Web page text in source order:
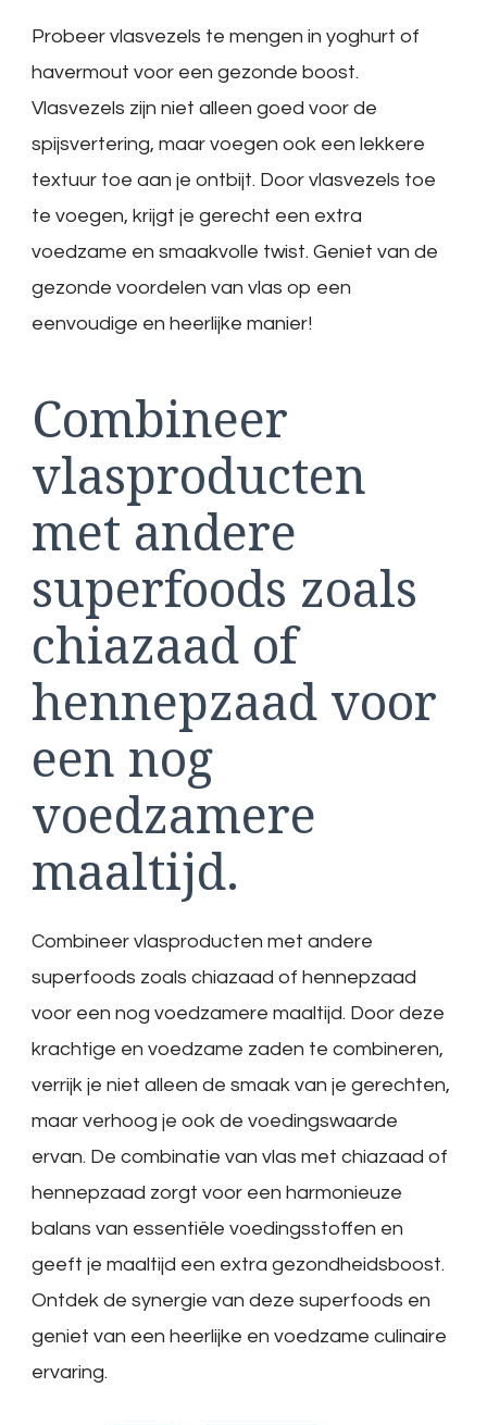
Probeer vlasvezels te mengen in yoghurt of
havermout voor een gezonde boost.
Vlasvezels zijn niet alleen goed voor de
spijsvertering, maar voegen ook een lekkere
textuur toe aan je ontbijt. Door vlasvezels toe
te voegen, krijgt je gerecht een extra
voedzame en smaakvolle twist. Geniet van de
gezonde voordelen van vlas op een
eenvoudige en heerlijke manier!
Combineer
vlasproducten
met andere
superfoods zoals
chiazaad of
hennepzaad voor
een nog
voedzamere
maaltijd.
Combineer vlasproducten met andere
superfoods zoals chiazaad of hennepzaad
voor een nog voedzamere maaltijd. Door deze
krachtige en voedzame zaden te combineren,
verrijk je niet alleen de smaak van je gerechten,
maar verhoog je ook de voedingswaarde
ervan. De combinatie van vlas met chiazaad of
hennepzaad zorgt voor een harmonieuze
balans van essentiële voedingsstoffen en
geeft je maaltijd een extra gezondheidsboost.
Ontdek de synergie van deze superfoods en
geniet van een heerlijke en voedzame culinaire
ervaring.